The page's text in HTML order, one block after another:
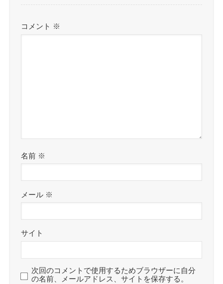
コメント ※
名前 ※
メール ※
サイト
次回のコメントで使用するためブラウザーに自分
の名前、メールアドレス、サイトを保存する。